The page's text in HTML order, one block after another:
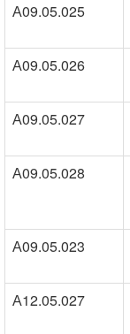
А09.05.025
А09.05.026
А09.05.027
А09.05.028
А09.05.023
А12.05.027